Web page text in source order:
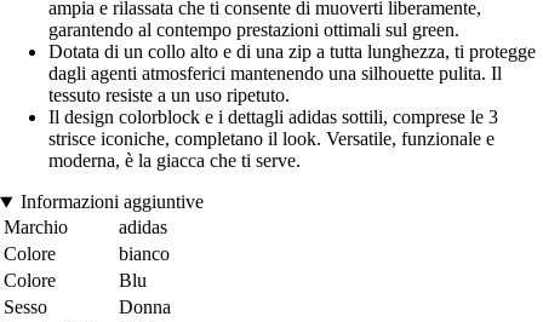
ampia e rilassata che ti consente di muoverti liberamente,
garantendo al contempo prestazioni ottimali sul green.
Dotata di un collo alto e di una zip a tutta lunghezza, ti protegge
dagli agenti atmosferici mantenendo una silhouette pulita. Il
tessuto resiste a un uso ripetuto.
Il design colorblock e i dettagli adidas sottili, comprese le 3
strisce iconiche, completano il look. Versatile, funzionale e
moderna, è la giacca che ti serve.
Informazioni aggiuntive
Marchio
adidas
Colore
bianco
Colore
Blu
Sesso
Donna